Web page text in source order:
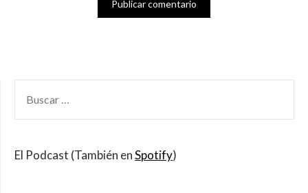
POR:
El Podcast (También enSpotify)